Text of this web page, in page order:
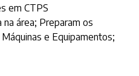
em CTPS
área; Preparam os
e Equipamentos;